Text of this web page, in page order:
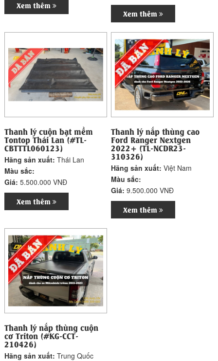
Xem thêm
Xem thêm
Thanh lý cuộn bạt mềm
Tontop Thái Lan (#TL-
CBTTTL060123)
Hãng sản xuất:Thái Lan
Màu sắc:
Giá:5.500.000 VNĐ
Xem thêm
Thanh lý nắp thùng cao
Ford Ranger Nextgen
2022+ (TL-NCDR23-
310326)
Hãng sản xuất:Việt Nam
Màu sắc:
Giá:9.500.000 VNĐ
Xem thêm
Thanh lý nắp thùng cuộn
cơ Triton (#KG-CCT-
210426)
Hãng sản xuất:Trung Quốc